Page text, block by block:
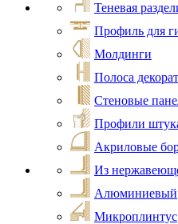
Теневая
Профиль для
Молдинги
Полоса
Стеновые
Профили
Акриловые
Из
Алюминиевый
Микроплинтус